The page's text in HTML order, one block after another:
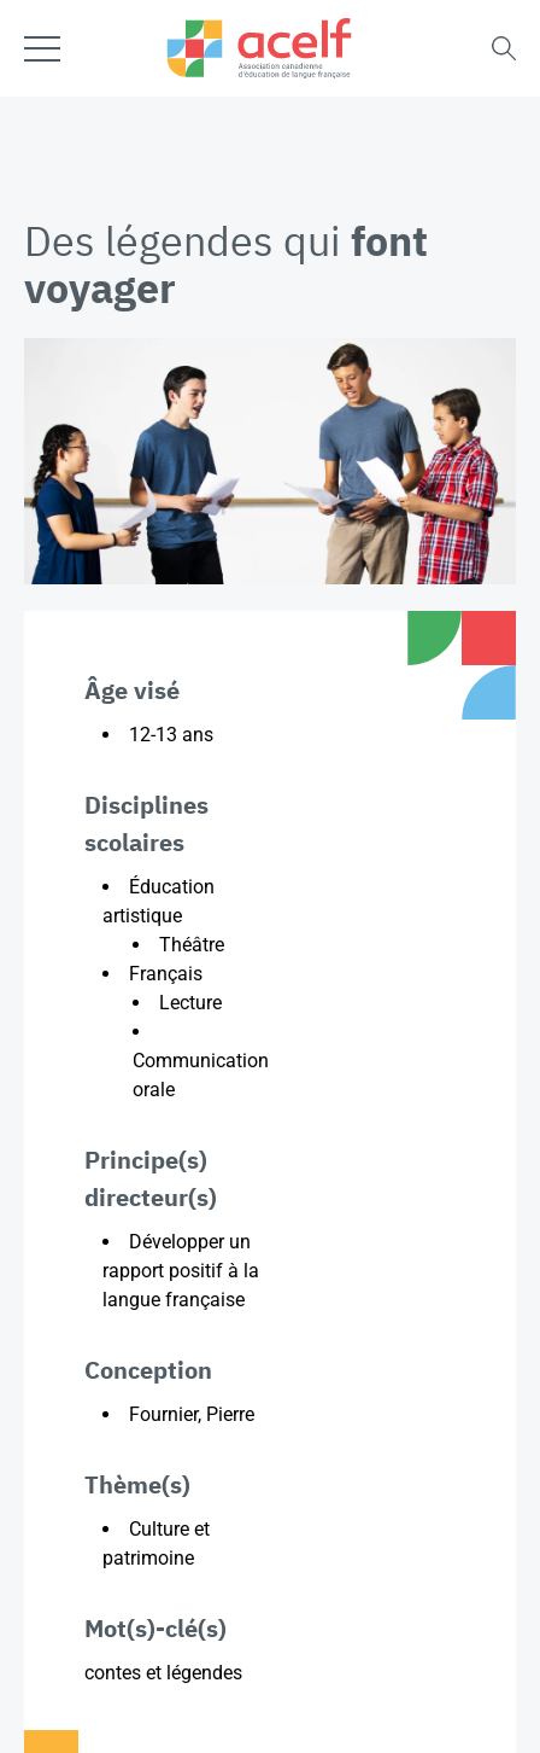
Des légendes qui font
voyager
Âge visé
12-13 ans
Disciplines
scolaires
Éducation
artistique
Théâtre
Français
Lecture
Communication
orale
Principe(s)
directeur(s)
Développer un
rapport positif à la
langue française
Conception
Fournier, Pierre
Thème(s)
Culture et
patrimoine
Mot(s)-clé(s)
contes et légendes